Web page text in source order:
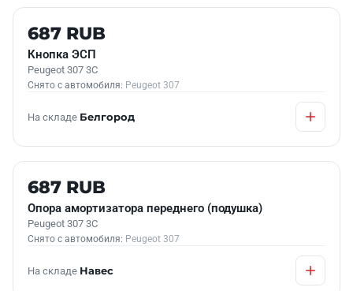
Б/У В НАЛИЧИИ
687 RUB
Кнопка ЭСП
Peugeot 307 3C
Снято с автомобиля: Peugeot 307
На складе Белгород
Б/У В НАЛИЧИИ
687 RUB
Опора амортизатора переднего (подушка)
Peugeot 307 3C
Снято с автомобиля: Peugeot 307
На складе Навес